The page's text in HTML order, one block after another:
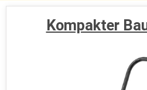
Kompakter